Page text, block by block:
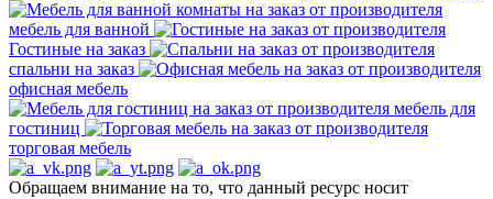
мебель для ванной
Гостиные на заказ
спальни на заказ
офисная мебель
мебель для
гостиниц
торговая мебель
Обращаем внимание на то, что данный ресурс носит